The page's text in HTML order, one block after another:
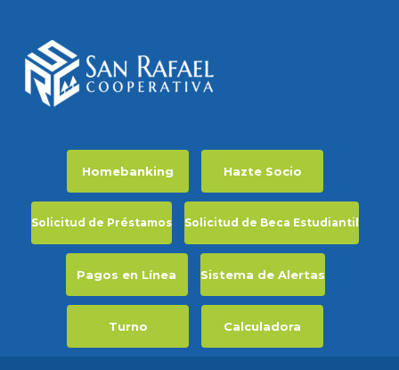
Homebanking Hazte Socio
Solicitud de Préstamos Solicitud de Beca Estudiantil
Pagos en Línea Sistema de Alertas
Turno Calculadora